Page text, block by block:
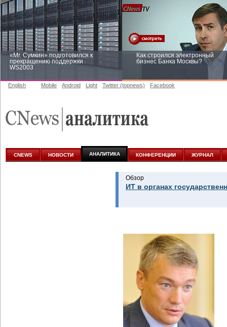
«Mr. Сумкин» подготовился к
прекращению поддержки
WS2003
Как строился электронный
бизнес Банка Москвы?
аналитике
English Mobile Android Light Twitter (topnews) Facebook
CNEWS НОВОСТИ АНАЛИТИКА КОНФЕРЕНЦИИ ЖУРНАЛ
Обзор
ИТ в органах